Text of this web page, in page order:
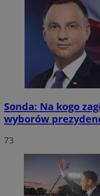
Sonda: Na kogo
wyborów
73